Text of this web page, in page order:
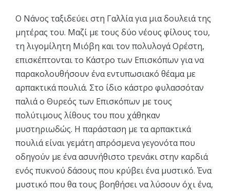
Ο Νάνος ταξιδεύει στη Γαλλία για μια δουλειά της
μητέρας του. Μαζί με τους δύο νέους φίλους του,
τη λιγομίλητη Μιόβη και τον πολυλογά Ορέστη,
επισκέπτονται το Κάστρο των Επισκόπων για να
παρακολουθήσουν ένα εντυπωσιακό θέαμα με
αρπακτικά πουλιά. Στο ίδιο κάστρο φυλασσόταν
παλιά ο Θυρεός των Επισκόπων με τους
πολύτιμους λίθους του που χάθηκαν
μυστηριωδώς. Η παράσταση με τα αρπακτικά
πουλιά είναι γεμάτη απρόσμενα γεγονότα που
οδηγούν με ένα ασυνήθιστο τρενάκι στην καρδιά
ενός πυκνού δάσους που κρύβει ένα μυστικό. Ένα
μυστικό που θα τους βοηθήσει να λύσουν όχι ένα,